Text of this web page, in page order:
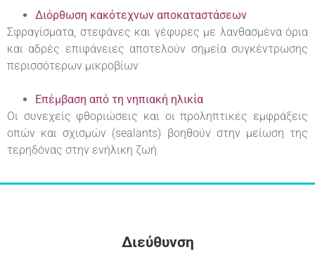
Διόρθωση κακότεχνων αποκαταστάσεων
Σφραγίσματα, στεφάνες και γέφυρες με λανθασμένα όρια
και αδρές επιφάνειες αποτελούν σημεία συγκέντρωσης
περισσότερων μικροβίων
Επέμβαση από τη νηπιακή ηλικία
Οι συνεχείς φθοριώσεις και οι προληπτικές εμφράξεις
οπών και σχισμών (sealants) βοηθούν στην μείωση της
τερηδόνας στην ενήλικη ζωή
Διεύθυνση